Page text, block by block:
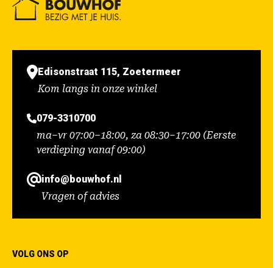
Edisonstraat 115, Zoetermeer
Kom langs in onze winkel
079-3310700
ma–vr 07:00–18:00, za 08:30–17:00 (Eerste
verdieping vanaf 09:00)
info@bouwhof.nl
Vragen of advies
VOLG ONS OP